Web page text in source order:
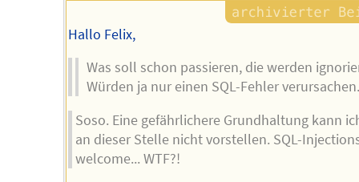
Hallo Felix,
Was soll schon passieren, die werden
Würden ja nur einen SQL-Fehler verursachen.
Soso. Eine gefährlichere Grundhaltung kann
an dieser Stelle nicht vorstellen. SQL-
welcome... WTF?!